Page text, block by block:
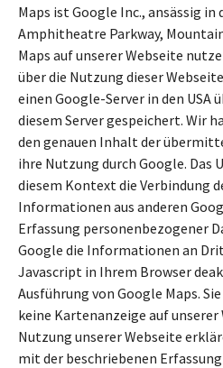
Maps ist Google Inc., ansässig in
Amphitheatre Parkway,
Maps auf unserer Webseite
über die Nutzung dieser
einen Google-Server in den
diesem Server gespeichert. Wir
den genauen Inhalt der
ihre Nutzung durch Google. Das
diesem Kontext die Verbindung
Informationen aus anderen
Erfassung personenbezogener
Google die Informationen an
Javascript in Ihrem Browser
Ausführung von Google Maps.
keine Kartenanzeige auf
Nutzung unserer Webseite
mit der beschriebenen